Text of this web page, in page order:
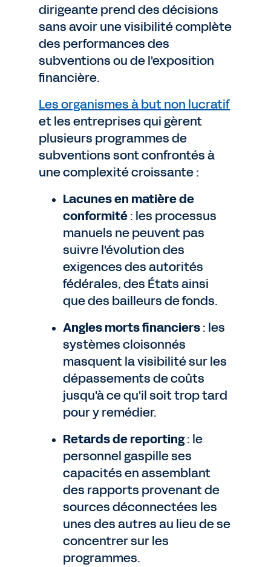
dirigeante prend des décisions
sans avoir une visibilité complète
des performances des
subventions ou de l'exposition
financière.
Les organismes à but non lucratif
et les entreprises qui gèrent
plusieurs programmes de
subventions sont confrontés à
une complexité croissante :
Lacunes en matière de
conformité: les processus
manuels ne peuvent pas
suivre l'évolution des
exigences des autorités
fédérales, des États ainsi
que des bailleurs de fonds.
Angles morts financiers: les
systèmes cloisonnés
masquent la visibilité sur les
dépassements de coûts
jusqu'à ce qu'il soit trop tard
pour y remédier.
Retards de reporting: le
personnel gaspille ses
capacités en assemblant
des rapports provenant de
sources déconnectées les
unes des autres au lieu de se
concentrer sur les
programmes.